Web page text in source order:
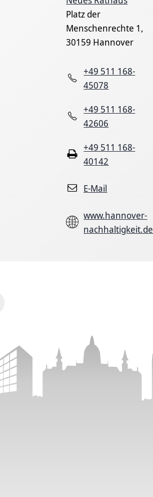
Platz der
Menschenrechte 1,
30159 Hannover
+49 511 168-
45078
+49 511 168-
42606
+49 511 168-
40142
E-Mail
www.hannover-
nachhaltigkeit.de